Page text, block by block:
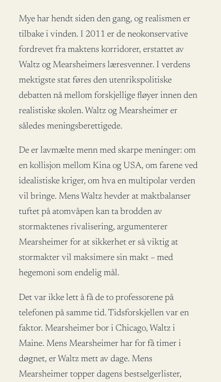
Mye har hendt siden den gang, og realismen er
tilbake i vinden. I 2011 er de neokonservative
fordrevet fra maktens korridorer, erstattet av
Waltz og Mearsheimers læresvenner. I verdens
mektigste stat føres den utenrikspolitiske
debatten nå mellom forskjellige fløyer innen den
realistiske skolen. Waltz og Mearsheimer er
således meningsberettigede.
De er lavmælte menn med skarpe meninger: om
en kollisjon mellom Kina og USA, om farene ved
idealistiske kriger, om hva en multipolar verden
vil bringe. Mens Waltz hevder at maktbalanser
tuftet på atomvåpen kan ta brodden av
stormaktenes rivalisering, argumenterer
Mearsheimer for at sikkerhet er så viktig at
stormakter vil maksimere sin makt – med
hegemoni som endelig mål.
Det var ikke lett å få de to professorene på
telefonen på samme tid. Tidsforskjellen var en
faktor. Mearsheimer bor i Chicago, Waltz i
Maine. Mens Mearsheimer har for få timer i
døgnet, er Waltz mett av dage. Mens
Mearsheimer topper dagens bestselgerlister,